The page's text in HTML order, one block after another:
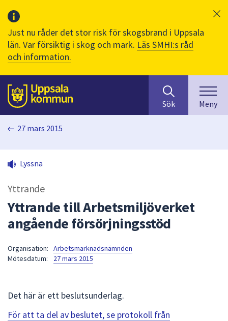
Just nu råder det stor risk för skogsbrand i Uppsala
län. Var försiktig i skog och mark. Läs SMHI:s råd
och information.
Till sidans
huvudinnehåll
efter
innehåll
på
sökfältet
kommer
sökförslag
för
Sök Meny
27 mars 2015
Lyssna
Yttrande
Yttrande till Arbetsmiljöverket
angående försörjningsstöd
Organisation:
Arbetsmarknadsnämnden
Mötesdatum:
27 mars 2015
Det här är ett beslutsunderlag.
För att ta del av beslutet, se protokoll från